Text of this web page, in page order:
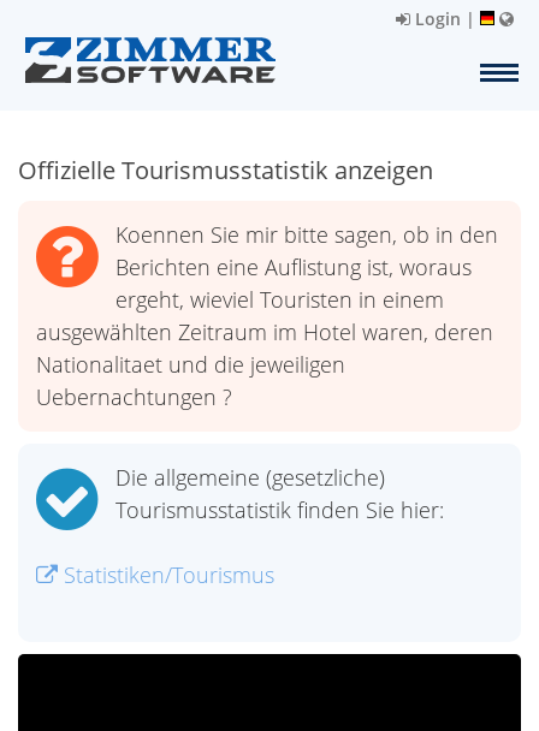
Login |
Offizielle Tourismusstatistik anzeigen
Koennen Sie mir bitte sagen, ob in den
Berichten eine Auflistung ist, woraus
ergeht, wieviel Touristen in einem
ausgewählten Zeitraum im Hotel waren, deren
Nationalitaet und die jeweiligen
Uebernachtungen ?
Die allgemeine (gesetzliche)
Tourismusstatistik finden Sie hier:
Statistiken/Tourismus